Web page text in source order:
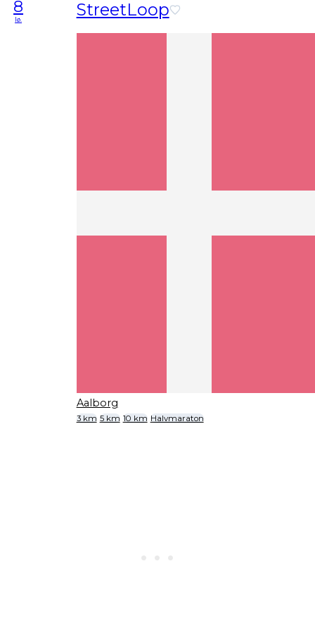
8
lø. StreetLoop
Aalborg
3 km 5 km 10 km Halvmaraton